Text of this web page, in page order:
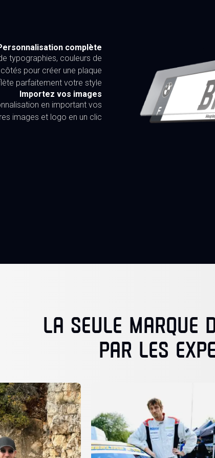
complète
typographies, couleurs de
pour créer une plaque
parfaitement votre style
Importez vos images
en important vos
images et logo en un clic
LA SEULE MARQUE
PAR LES